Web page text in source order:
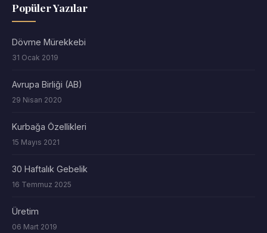
Popüler Yazılar
Dövme Mürekkebi
31 Ocak 2019
Avrupa Birliği (AB)
29 Nisan 2020
Kurbağa Özellikleri
15 Mayıs 2021
30 Haftalık Gebelik
16 Temmuz 2025
Üretim
06 Mart 2019